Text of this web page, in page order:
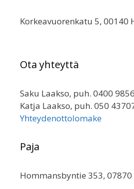
Korkeavuorenkatu 5, 00140
Ota yhteyttä
Saku Laakso, puh. 0400
Katja Laakso, puh. 050
Yhteydenottolomake
Paja
Hommansbyntie 353, 07870